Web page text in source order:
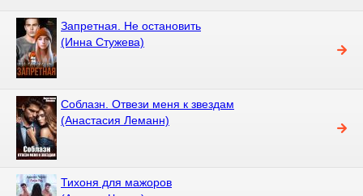
Запретная. Не остановить
(Инна Стужева)
Соблазн. Отвези меня к звездам
(Анастасия Леманн)
Тихоня для мажоров